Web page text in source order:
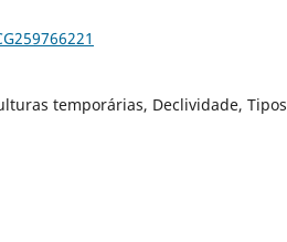
temporárias, Declividade, Tipos